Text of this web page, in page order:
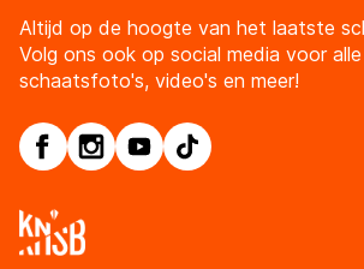
Altijd op de hoogte van het laatste
Volg ons ook op social media voor alle
schaatsfoto's, video's en meer!